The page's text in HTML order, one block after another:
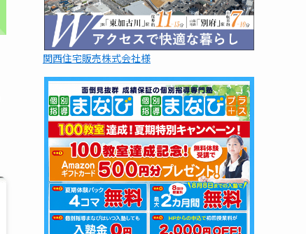
関西住宅販売株式会社様